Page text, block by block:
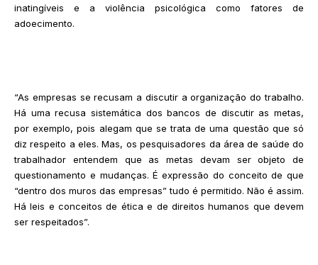
inatingíveis e a violência psicológica como fatores de
adoecimento.
“As empresas se recusam a discutir a organização do trabalho.
Há uma recusa sistemática dos bancos de discutir as metas,
por exemplo, pois alegam que se trata de uma questão que só
diz respeito a eles. Mas, os pesquisadores da área de saúde do
trabalhador entendem que as metas devam ser objeto de
questionamento e mudanças. É expressão do conceito de que
“dentro dos muros das empresas” tudo é permitido. Não é assim.
Há leis e conceitos de ética e de direitos humanos que devem
ser respeitados”.